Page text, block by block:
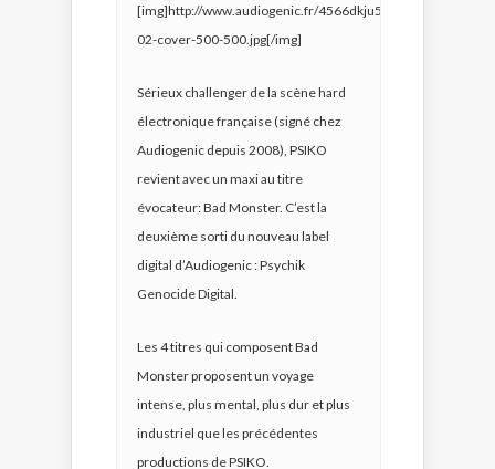
[img]http://www.audiogenic.fr/4566dkju54dfg/PKGDIGI-
02-cover-500-500.jpg[/img]
Sérieux challenger de la scène hard
électronique française (signé chez
Audiogenic depuis 2008), PSIKO
revient avec un maxi au titre
évocateur: Bad Monster. C’est la
deuxième sorti du nouveau label
digital d’Audiogenic : Psychik
Genocide Digital.
Les 4 titres qui composent Bad
Monster proposent un voyage
intense, plus mental, plus dur et plus
industriel que les précédentes
productions de PSIKO.